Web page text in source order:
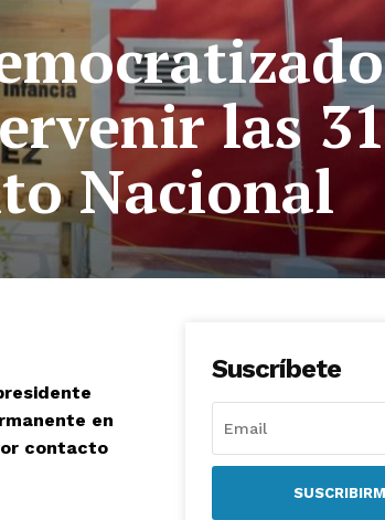
las
Nacional
en
contacto
Suscríbete